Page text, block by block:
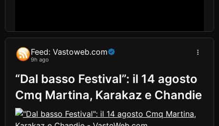
Feed: Vastoweb.com
9h ago
“Dal basso Festival”: il 14 agosto
Cmq Martina, Karakaz e Chandie